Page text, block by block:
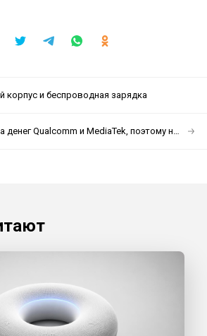
корпус и беспроводная зарядка
и MediaTek, поэтому не получает новые процессоры.